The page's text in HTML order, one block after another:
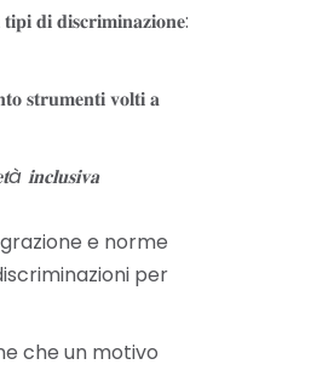
𝐝𝐢𝐬𝐜𝐫𝐢𝐦𝐢𝐧𝐚𝐳𝐢𝐨𝐧𝐞:
𝐯𝐨𝐥𝐭𝐢 𝐚
𝐢𝐧𝐜𝐥𝐮𝐬𝐢𝐯𝐚
e norme
per
che un motivo